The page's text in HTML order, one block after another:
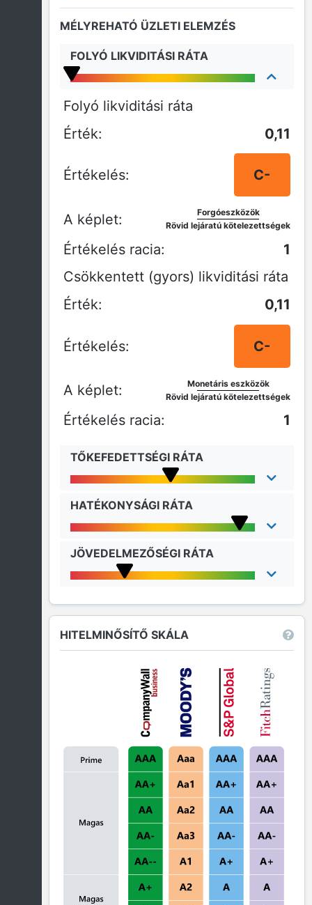
MÉLYREHATÓ ÜZLETI ELEMZÉS
FOLYÓ LIKVIDITÁSI RÁTA
Folyó likviditási ráta
0,11
C-
Forgóeszközök
Rövid lejáratú kötelezettségek
1
Csökkentett (gyors) likviditási ráta
0,11
C-
Monetáris eszközök
Rövid lejáratú kötelezettségek
1
TŐKEFEDETTSÉGI RÁTA
HATÉKONYSÁGI RÁTA
JÖVEDELMEZŐSÉGI RÁTA
HITELMINŐSÍTŐ SKÁLA